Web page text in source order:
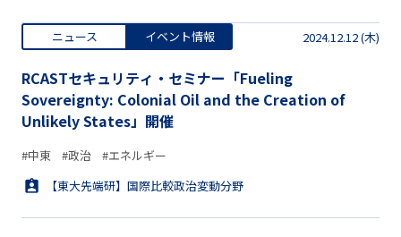
ニュース イベント情報 2024.12.12 (木)
RCASTセキュリティ・セミナー「Fueling
Sovereignty: Colonial Oil and the Creation of
Unlikely States」開催
#中東 #政治
#エネルギー
【東大先端研】国際比較政治変動分野